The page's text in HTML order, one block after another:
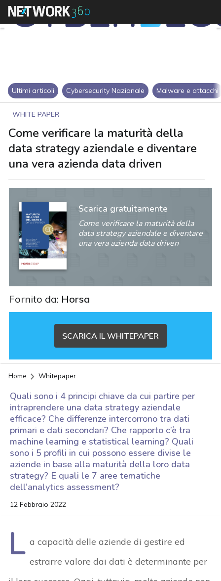
Ultimi articoli Cybersecurity Nazionale Malware e attacchi
WHITE PAPER
Come verificare la maturità della
data strategy aziendale e diventare
una vera azienda data driven
Scarica gratuitamente
Come verificare la maturità della
data strategy aziendale e diventare
una vera azienda data driven
Fornito da: Horsa
SCARICA IL WHITEPAPER
Home Whitepaper
Quali sono i 4 principi chiave da cui partire per
intraprendere una data strategy aziendale
efficace? Che differenze intercorrono tra dati
primari e dati secondari? Che rapporto c’è tra
machine learning e statistical learning? Quali
sono i 5 profili in cui possono essere divise le
aziende in base alla maturità della loro data
strategy? E quali le 7 aree tematiche
dell’analytics assessment?
12 Febbraio 2022
L a capacità delle aziende di gestire ed
estrarre valore dai dati è determinante per